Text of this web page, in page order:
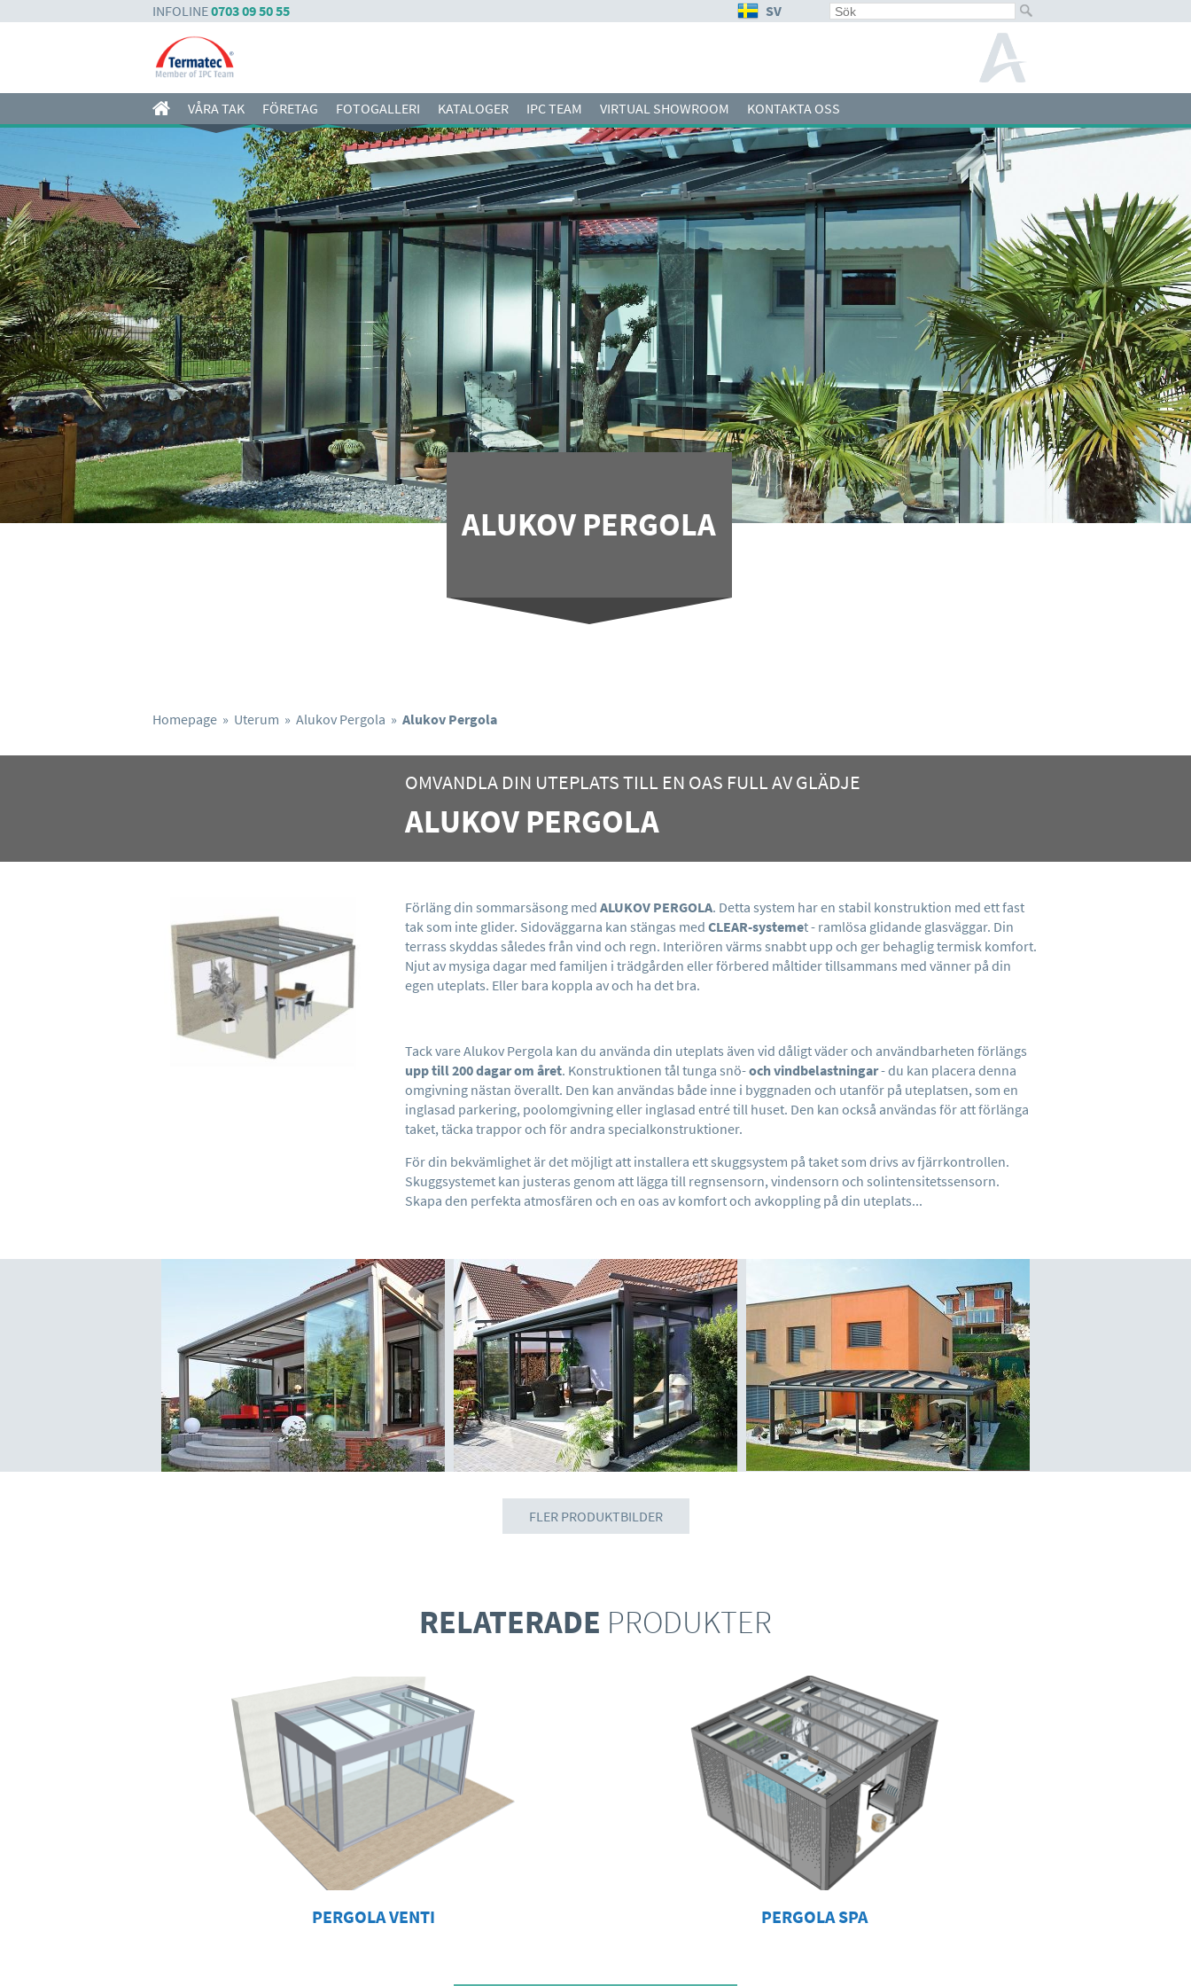
INFOLINE0703 09 50 55 SV
VÅRA TAK FÖRETAG FOTOGALLERI KATALOGER IPC TEAM VIRTUAL SHOWROOM KONTAKTA OSS
ALUKOV PERGOLA
Homepage » Uterum » Alukov Pergola » Alukov Pergola
OMVANDLA DIN UTEPLATS TILL EN OAS FULL AV GLÄDJE
ALUKOV PERGOLA
Förläng din sommarsäsong med ALUKOV PERGOLA. Detta system har en stabil konstruktion med ett fast
tak som inte glider. Sidoväggarna kan stängas med CLEAR-systemet - ramlösa glidande glasväggar. Din
terrass skyddas således från vind och regn. Interiören värms snabbt upp och ger behaglig termisk komfort.
Njut av mysiga dagar med familjen i trädgården eller förbered måltider tillsammans med vänner på din
egen uteplats. Eller bara koppla av och ha det bra.
Tack vare Alukov Pergola kan du använda din uteplats även vid dåligt väder och användbarheten förlängs
upp till 200 dagar om året. Konstruktionen tål tunga snö-och vindbelastningar- du kan placera denna
omgivning nästan överallt. Den kan användas både inne i byggnaden och utanför på uteplatsen, som en
inglasad parkering, poolomgivning eller inglasad entré till huset. Den kan också användas för att förlänga
taket, täcka trappor och för andra specialkonstruktioner.
För din bekvämlighet är det möjligt att installera ett skuggsystem på taket som drivs av fjärrkontrollen.
Skuggsystemet kan justeras genom att lägga till regnsensorn, vindensorn och solintensitetssensorn.
Skapa den perfekta atmosfären och en oas av komfort och avkoppling på din uteplats...
FLER PRODUKTBILDER
RELATERADE PRODUKTER
PERGOLA VENTI PERGOLA SPA